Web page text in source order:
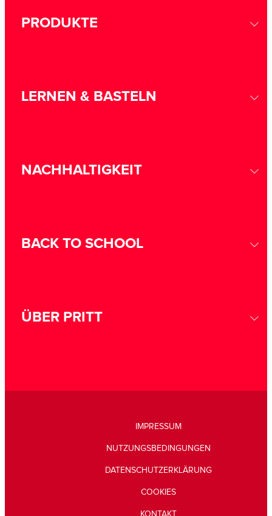
PRODUKTE
LERNEN & BASTELN
NACHHALTIGKEIT
BACK TO SCHOOL
ÜBER PRITT
IMPRESSUM
NUTZUNGSBEDINGUNGEN
DATENSCHUTZERKLÄRUNG
COOKIES